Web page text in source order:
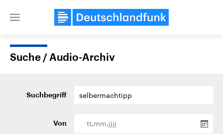
Close
Suche / Audio-Archiv
Suchbegriff
Von . .